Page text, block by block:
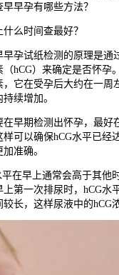
早孕有哪些方法？
么时间查最好？
孕试纸检测的原理是通
hCG）来确定是否怀孕
它在受孕后大约在一周
续增加。
早期检测出怀孕，最好
可以确保hCG水平已经
准确。
早上通常会高于其他
第一次排尿时，hCG水
长，这样尿液中的hCG